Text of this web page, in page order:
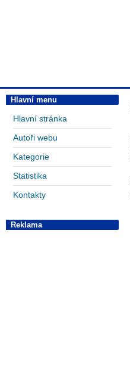
Hlavní menu
Hlavní stránka
Autoři webu
Kategorie
Statistika
Kontakty
Reklama